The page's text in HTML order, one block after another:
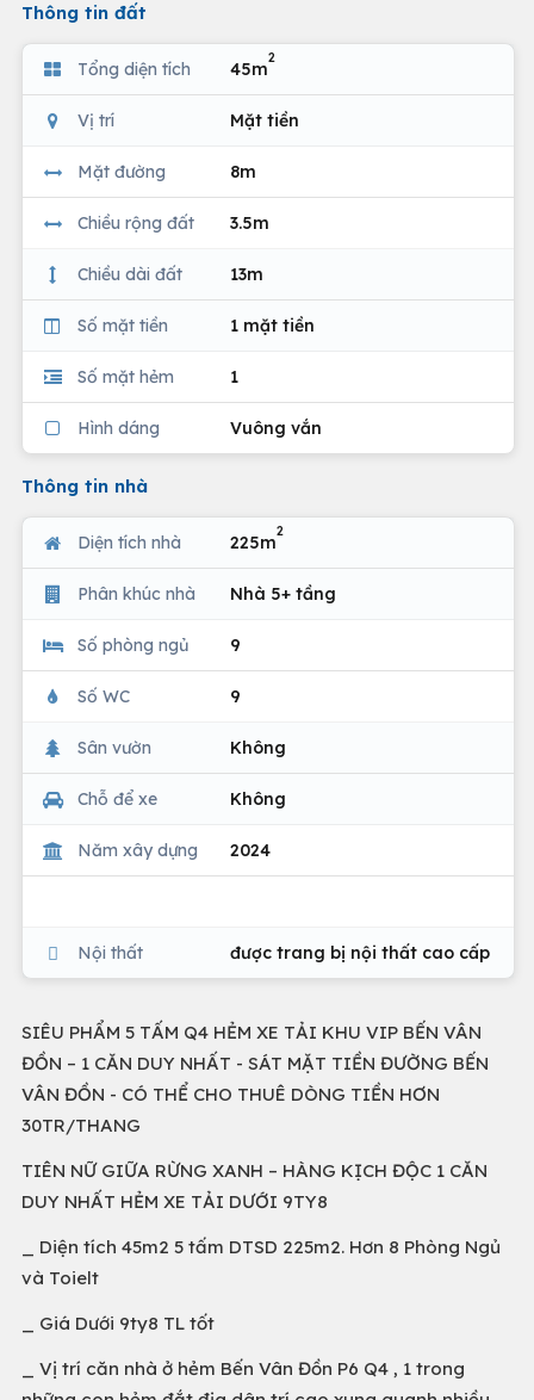
Thông tin đất
Tổng diện tích 45m
2
Vị trí Mặt tiền
Mặt đường 8m
Chiều rộng đất 3.5m
Chiều dài đất 13m
Số mặt tiền 1 mặt tiền
Số mặt hẻm 1
Hình dáng Vuông vắn
Thông tin nhà
Diện tích nhà 225m
2
Phân khúc nhà Nhà 5+ tầng
Số phòng ngủ 9
Số WC 9
Sân vườn Không
Chỗ để xe Không
Năm xây dựng 2024
Nội thất được trang bị nội thất cao cấp
SIÊU PHẨM 5 TẤM Q4 HẺM XE TẢI KHU VIP BẾN VÂN
ĐỒN – 1 CĂN DUY NHẤT - SÁT MẶT TIỀN ĐƯỜNG BẾN
VÂN ĐỒN - CÓ THỂ CHO THUÊ DÒNG TIỀN HƠN
30TR/THANG
TIÊN NỮ GIỮA RỪNG XANH – HÀNG KỊCH ĐỘC 1 CĂN
DUY NHẤT HẺM XE TẢI DƯỚI 9TY8
_ Diện tích 45m2 5 tấm DTSD 225m2. Hơn 8 Phòng Ngủ
và Toielt
_ Giá Dưới 9ty8 TL tốt
_ Vị trí căn nhà ở hẻm Bến Vân Đồn P6 Q4 , 1 trong